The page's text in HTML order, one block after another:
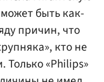
быть как-
причин, что
кто не
Только «Philips»